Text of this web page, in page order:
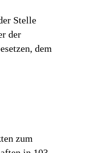
Stelle
der
dem
zum